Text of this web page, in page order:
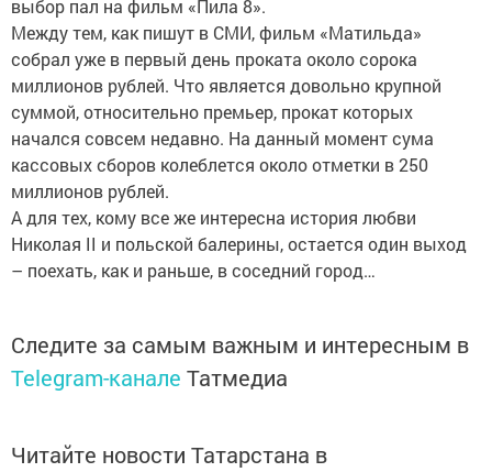
выбор пал на фильм «Пила 8».
Между тем, как пишут в СМИ, фильм «Матильда»
собрал уже в первый день проката около сорока
миллионов рублей. Что является довольно крупной
суммой, относительно премьер, прокат которых
начался совсем недавно. На данный момент сума
кассовых сборов колеблется около отметки в 250
миллионов рублей.
А для тех, кому все же интересна история любви
Николая II и польской балерины, остается один выход
– поехать, как и раньше, в соседний город…
Следите за самым важным и интересным в
Telegram-канале Татмедиа
Читайте новости Татарстана в